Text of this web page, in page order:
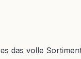
das volle